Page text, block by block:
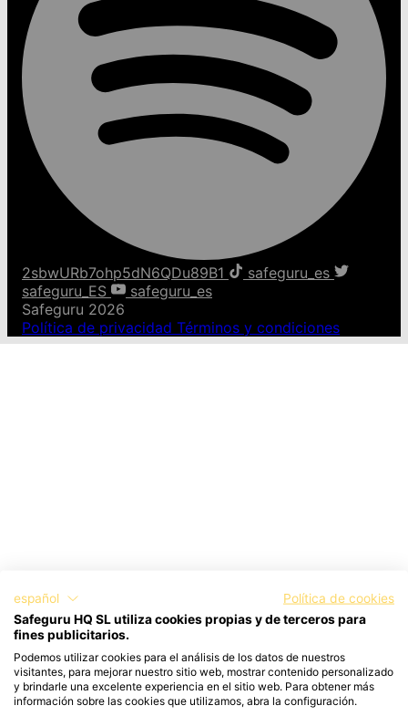
2sbwURb7ohp5dN6QDu89B1
safeguru_es
safeguru_ES
safeguru_es
Safeguru 2026
Política de privacidad Términos y condiciones
español
Política de cookies
Safeguru HQ SL utiliza cookies propias y de terceros para
fines publicitarios.
Podemos utilizar cookies para el análisis de los datos de nuestros
visitantes, para mejorar nuestro sitio web, mostrar contenido personalizado
y brindarle una excelente experiencia en el sitio web. Para obtener más
información sobre las cookies que utilizamos, abra la configuración.